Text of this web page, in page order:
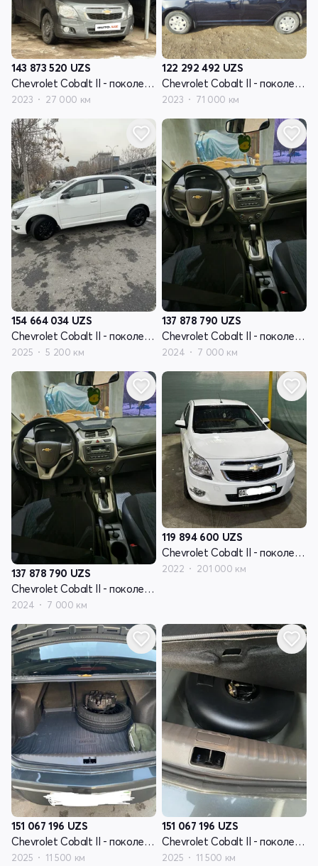
143 873 520 UZS
Chevrolet Cobalt II - поколение рестайлинг
2023 27 000 км
122 292 492 UZS
Chevrolet Cobalt II - поколение рестайлинг
2023 71 000 км
154 664 034 UZS
Chevrolet Cobalt II - поколение рестайлинг
2025 5 200 км
137 878 790 UZS
Chevrolet Cobalt II - поколение рестайлинг
2024 7 000 км
137 878 790 UZS
Chevrolet Cobalt II - поколение рестайлинг
2024 7 000 км
119 894 600 UZS
Chevrolet Cobalt II - поколение рестайлинг
2022 201 000 км
151 067 196 UZS
Chevrolet Cobalt II - поколение рестайлинг
2025 11 500 км
151 067 196 UZS
Chevrolet Cobalt II - поколение рестайлинг
2025 11 500 км